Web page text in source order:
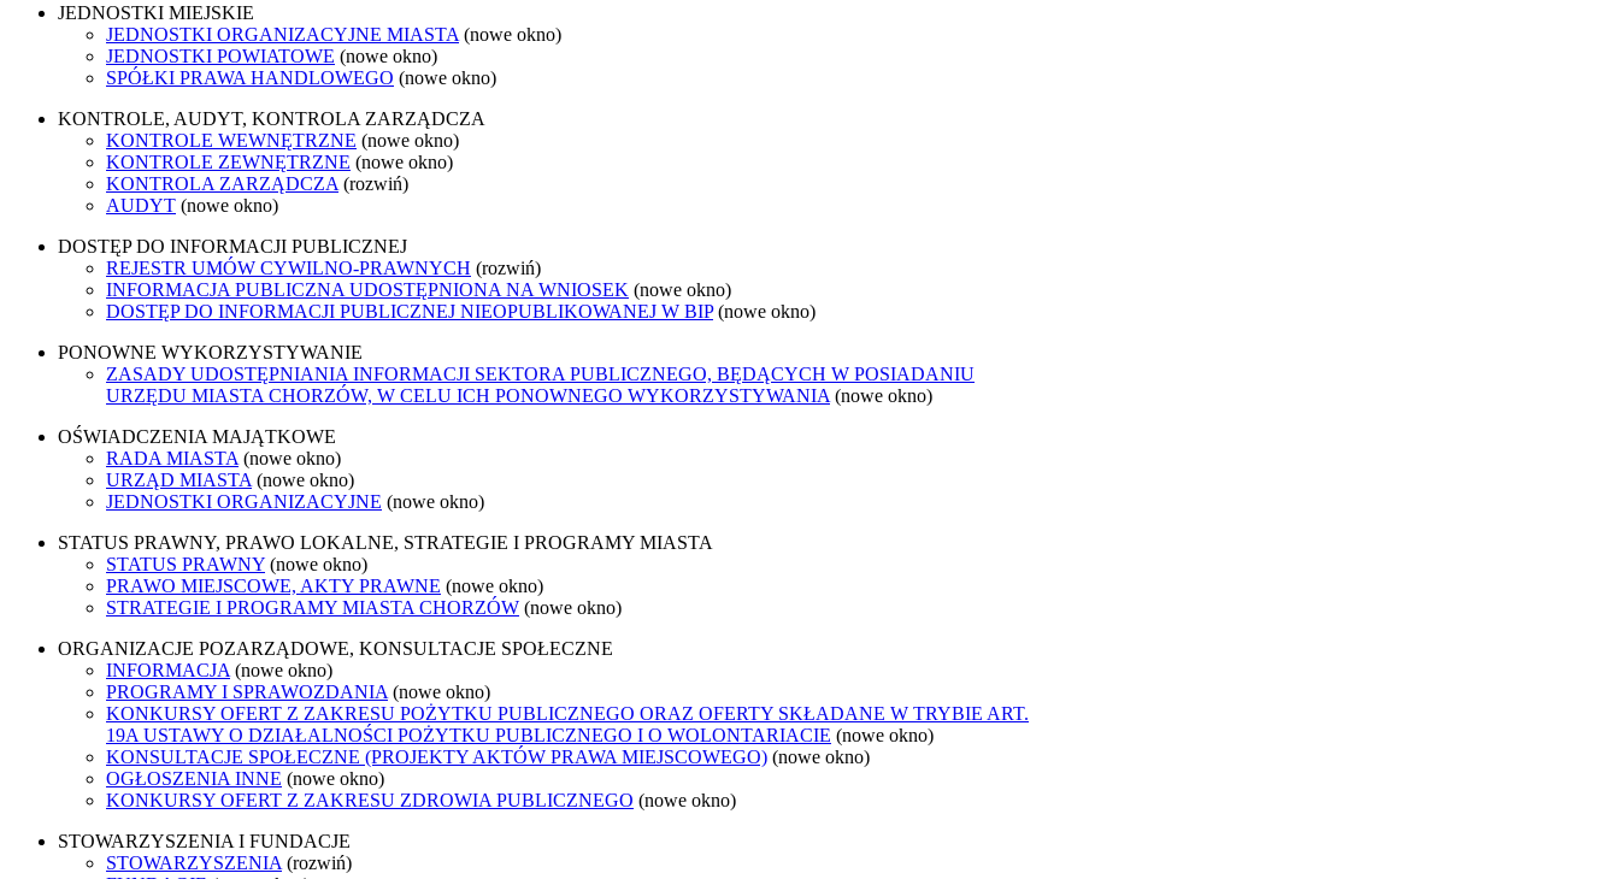
JEDNOSTKI MIEJSKIE
JEDNOSTKI ORGANIZACYJNE MIASTA (nowe okno)
JEDNOSTKI POWIATOWE (nowe okno)
SPÓŁKI PRAWA HANDLOWEGO (nowe okno)
KONTROLE, AUDYT, KONTROLA ZARZĄDCZA
KONTROLE WEWNĘTRZNE (nowe okno)
KONTROLE ZEWNĘTRZNE (nowe okno)
KONTROLA ZARZĄDCZA (rozwiń)
AUDYT (nowe okno)
DOSTĘP DO INFORMACJI PUBLICZNEJ
REJESTR UMÓW CYWILNO-PRAWNYCH (rozwiń)
INFORMACJA PUBLICZNA UDOSTĘPNIONA NA WNIOSEK (nowe okno)
DOSTĘP DO INFORMACJI PUBLICZNEJ NIEOPUBLIKOWANEJ W BIP (nowe okno)
PONOWNE WYKORZYSTYWANIE
ZASADY UDOSTĘPNIANIA INFORMACJI SEKTORA PUBLICZNEGO, BĘDĄCYCH W POSIADANIU
URZĘDU MIASTA CHORZÓW, W CELU ICH PONOWNEGO WYKORZYSTYWANIA (nowe okno)
OŚWIADCZENIA MAJĄTKOWE
RADA MIASTA (nowe okno)
URZĄD MIASTA (nowe okno)
JEDNOSTKI ORGANIZACYJNE (nowe okno)
STATUS PRAWNY, PRAWO LOKALNE, STRATEGIE I PROGRAMY MIASTA
STATUS PRAWNY (nowe okno)
PRAWO MIEJSCOWE, AKTY PRAWNE (nowe okno)
STRATEGIE I PROGRAMY MIASTA CHORZÓW (nowe okno)
ORGANIZACJE POZARZĄDOWE, KONSULTACJE SPOŁECZNE
INFORMACJA (nowe okno)
PROGRAMY I SPRAWOZDANIA (nowe okno)
KONKURSY OFERT Z ZAKRESU POŻYTKU PUBLICZNEGO ORAZ OFERTY SKŁADANE W TRYBIE ART.
19A USTAWY O DZIAŁALNOŚCI POŻYTKU PUBLICZNEGO I O WOLONTARIACIE (nowe okno)
KONSULTACJE SPOŁECZNE (PROJEKTY AKTÓW PRAWA MIEJSCOWEGO) (nowe okno)
OGŁOSZENIA INNE (nowe okno)
KONKURSY OFERT Z ZAKRESU ZDROWIA PUBLICZNEGO (nowe okno)
STOWARZYSZENIA I FUNDACJE
STOWARZYSZENIA (rozwiń)